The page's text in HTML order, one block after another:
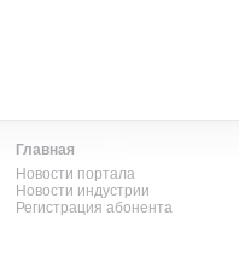
Главная
Новости портала
Новости индустрии
Регистрация абонента